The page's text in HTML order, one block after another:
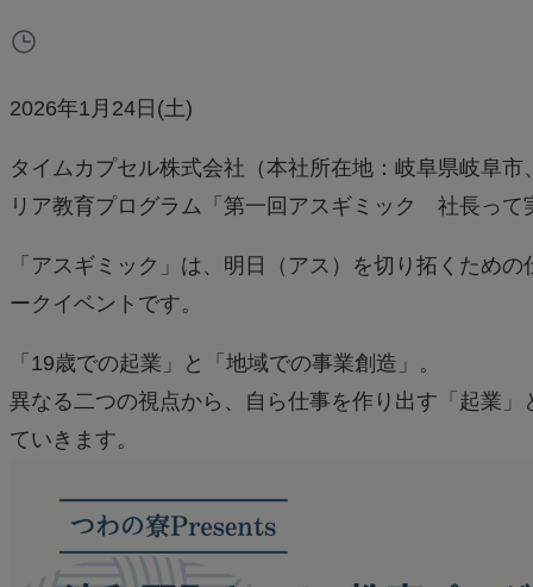
2026年1月24日(土)
タイムカプセル株式会社（本社所在地：岐阜県岐阜
リア教育プログラム「第一回アスギミック 社長って
「アスギミック」は、明日（アス）を切り拓くため
ークイベントです。
「19歳での起業」と「地域での事業創造」。
異なる二つの視点から、自ら仕事を作り出す「起業
ていきます。